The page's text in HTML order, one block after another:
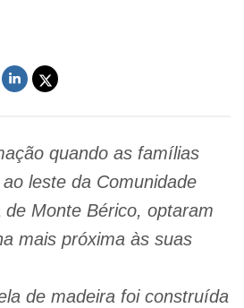
quando as famílias
leste da Comunidade
de Monte Bérico, optaram
mais próxima às suas
de madeira foi construída